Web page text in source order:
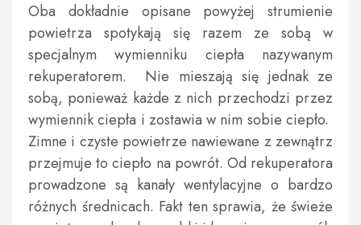
Oba dokładnie opisane powyżej strumienie
powietrza spotykają się razem ze sobą w
specjalnym wymienniku ciepła nazywanym
rekuperatorem. Nie mieszają się jednak ze
sobą, ponieważ każde z nich przechodzi przez
wymiennik ciepła i zostawia w nim sobie ciepło.
Zimne i czyste powietrze nawiewane z zewnątrz
przejmuje to ciepło na powrót. Od rekuperatora
prowadzone są kanały wentylacyjne o bardzo
różnych średnicach. Fakt ten sprawia, że świeże